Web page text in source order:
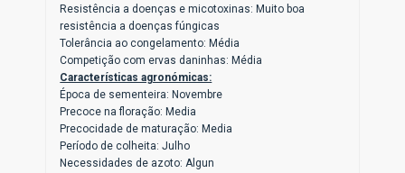
Resistência a doenças e micotoxinas: Muito boa
resistência a doenças fúngicas
Tolerância ao congelamento: Média
Competição com ervas daninhas: Média
Características agronómicas:
Época de sementeira: Novembre
Precoce na floração: Media
Precocidade de maturação: Media
Período de colheita: Julho
Necessidades de azoto: Algun